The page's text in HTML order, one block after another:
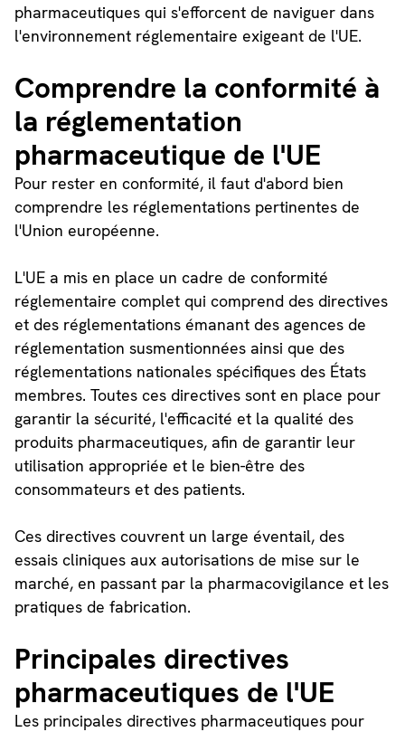
pharmaceutiques qui s'efforcent de naviguer dans
l'environnement réglementaire exigeant de l'UE.
Comprendre la conformité à
la réglementation
pharmaceutique de l'UE
Pour rester en conformité, il faut d'abord bien
comprendre les réglementations pertinentes de
l'Union européenne.
L'UE a mis en place un cadre de conformité
réglementaire complet qui comprend des directives
et des réglementations émanant des agences de
réglementation susmentionnées ainsi que des
réglementations nationales spécifiques des États
membres. Toutes ces directives sont en place pour
garantir la sécurité, l'efficacité et la qualité des
produits pharmaceutiques, afin de garantir leur
utilisation appropriée et le bien-être des
consommateurs et des patients.
Ces directives couvrent un large éventail, des
essais cliniques aux autorisations de mise sur le
marché, en passant par la pharmacovigilance et les
pratiques de fabrication.
Principales directives
pharmaceutiques de l'UE
Les principales directives pharmaceutiques pour